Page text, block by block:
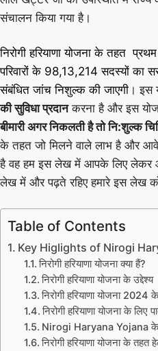
संचालन किया गया है।
निरोगी हरियाणा योजना के तहत
परिवारों के 98,13,214 सदस्यों का
संबंधित जांच निशुल्क की जाएगी । इस
की सुविधा प्रदानकरना है और इस
बीमारी अगर निकलती है तो नि:शुल्क
के तहत जो मिलने वाले लाभ है और
है वह हम इस लेख में आपके लिए लेकर
लेख में और पढ़ते रहिए हमारे इस लेख
Table of Contents
Key Higlights of Nirogi
निरोगी हरियाणा योजना क्या हैं?
निरोगी हरियाणा योजना के उद्देश्य
निरोगी हरियाणा योजना 2024
निरोगी हरियाणा योजना के लिए
Nirogi Haryana Yojana के
निरोगी हरियाणा योजना के